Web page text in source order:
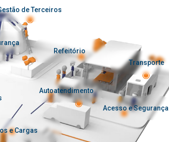
e Cargas
Acesso e Segurança
Transporte
de Terceiros
Refeitório
Autoatendimento